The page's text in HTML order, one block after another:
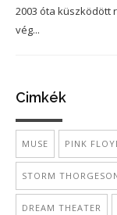
2003 óta küszködött
vég...
Cimkék
MUSE PINK
STORM
DREAM THEATER